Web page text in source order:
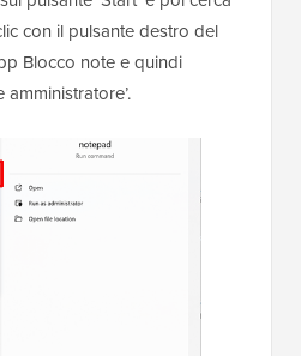
con il pulsante destro del
Blocco note e quindi